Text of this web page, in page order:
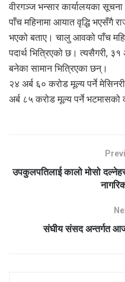
वीरगञ्ज भन्सार कार्यालयका
पाँच महिनामा आयात वृद्धि भएसँगै
भएको बताए। चालु आवको पाँच
पदार्थ भित्रिएको छ। त्यसैगरी,
बनेका सामान भित्रिएका छन्।
२४ अर्ब ६० करोड मूल्य पर्ने
अर्ब ८५ करोड मूल्य पर्ने
उपकुलपतिलाई कालो मोसो
संघीय संसद अन्तर्गत